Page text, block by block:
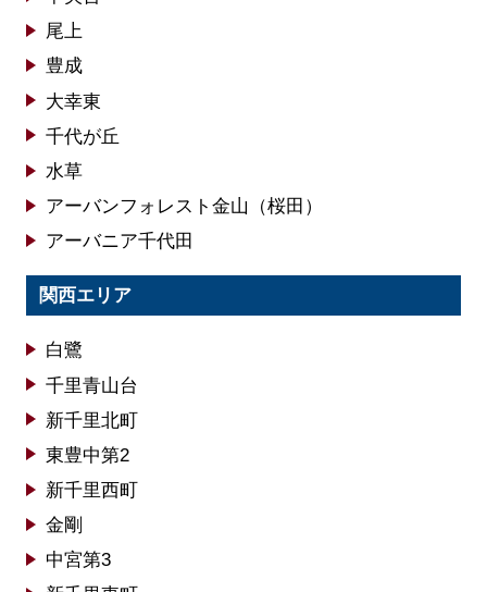
尾上
豊成
大幸東
千代が丘
水草
アーバンフォレスト金山（桜田）
アーバニア千代田
関西エリア
白鷺
千里青山台
新千里北町
東豊中第2
新千里西町
金剛
中宮第3